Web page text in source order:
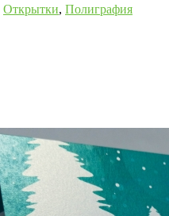
Открытки, Полиграфия